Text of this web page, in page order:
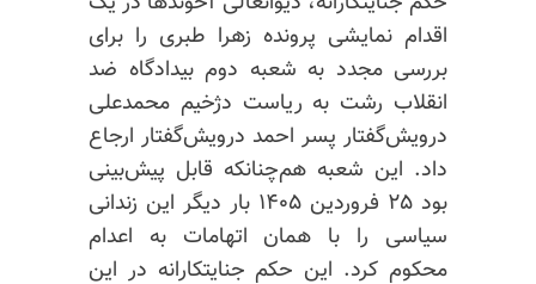
اقدام نمایشی پرونده زهرا طبری را برای
بررسی مجدد به شعبه دوم بیدادگاه ضد
انقلاب رشت به ریاست دژخیم محمدعلی
درویش‌گفتار پسر احمد درویش‌گفتار ارجاع
داد. این شعبه هم‌چنانکه قابل پیش‌بینی
بود ۲۵ فروردین ۱۴۰۵ بار دیگر این زندانی
سیاسی را با همان اتهامات به اعدام
محکوم کرد. این حکم جنایتکارانه در این